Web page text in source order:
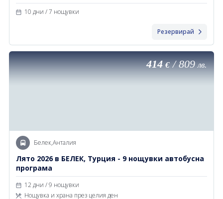
10 дни / 7 нощувки
Резервирай
414 €/809 лв.
Белек,Анталия
Лято 2026 в БЕЛЕК, Турция - 9 нощувки автобусна
програма
12 дни / 9 нощувки
Нощувка и храна през целия ден